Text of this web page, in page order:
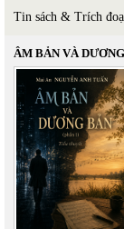
Tin sách & Trích
ÂM BẢN VÀ